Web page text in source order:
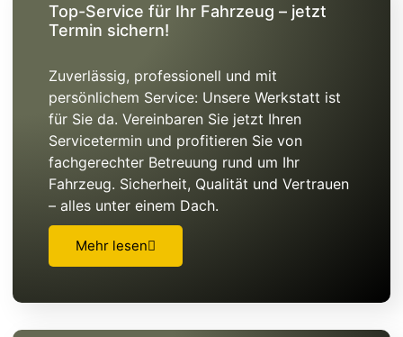
Top-Service für Ihr Fahrzeug – jetzt
Termin sichern!
Zuverlässig, professionell und mit
persönlichem Service: Unsere Werkstatt ist
für Sie da. Vereinbaren Sie jetzt Ihren
Servicetermin und profitieren Sie von
fachgerechter Betreuung rund um Ihr
Fahrzeug. Sicherheit, Qualität und Vertrauen
– alles unter einem Dach.
Mehr lesen